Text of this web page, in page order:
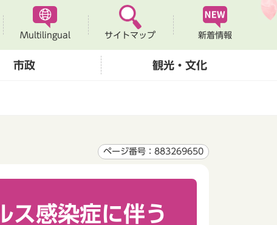
Multilingual サイトマップ 新着情報
市政 観光・文化
ページ番号：883269650
ス感染症に伴う